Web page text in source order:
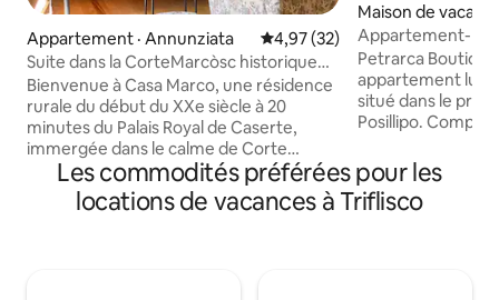
Appartement · Annunziata Note moyenne de 4,97 sur 5,
4,97 (32)
Suite dans la CorteMarcòsc historique
près de Caserta
Bienvenue à Casa Marco, une résidence
rurale du début du XXe siècle à 20
minutes du Palais Royal de Caserte,
immergée dans le calme de Corte
Marco'sc, appréciée des artistes et des
voyageurs en quête de beauté. • suite
junior de 40 m² avec salon, table pour le
Maison de
Appartement-
Apartments
Petrarca
appartement
situé dans le
Posillipo. Composé de deux chambres
avec canapé-lit à
une terrasse
le golfe de
Les commodités préférées pour les
locations de vacances à Triflisco